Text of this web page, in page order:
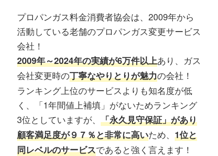
プロパンガス料金消費者協会は、2009年から
活動している老舗のプロパンガス変更サービス
会社！
2009年～2024年の実績が6万件以上あり、ガス
会社変更時の丁寧なやりとりが魅力の会社！
ランキング上位のサービスよりも知名度が低
く、「1年間値上補填」がないためランキング
3位としていますが、 「永久見守保証」があり
顧客満足度が９７％と非常に高いため、 1位と
同レベルのサービスであると強く言えます！